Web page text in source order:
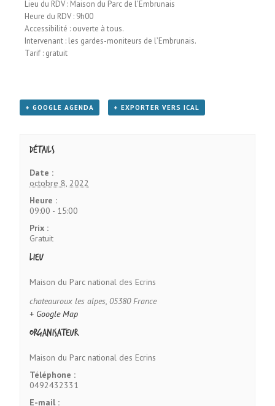
Lieu du RDV : Maison du Parc de l’Embrunais
Heure du RDV : 9h00
Accessibilité : ouverte à tous.
Intervenant : les gardes-moniteurs de l’Embrunais.
Tarif : gratuit
+ GOOGLE AGENDA + EXPORTER VERS ICAL
Détails
Date :
octobre 8, 2022
Heure :
09:00 - 15:00
Prix :
Gratuit
Lieu
Maison du Parc national des Ecrins
chateauroux les alpes, 05380 France
+ Google Map
Organisateur
Maison du Parc national des Ecrins
Téléphone :
0492432331
E-mail :